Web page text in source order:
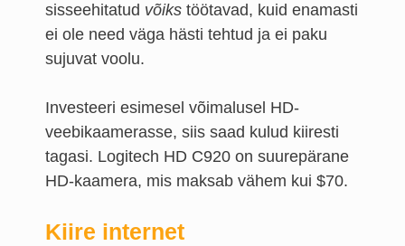
sisseehitatud võiks töötavad, kuid enamasti
ei ole need väga hästi tehtud ja ei paku
sujuvat voolu.
Investeeri esimesel võimalusel HD-
veebikaamerasse, siis saad kulud kiiresti
tagasi. Logitech HD C920 on suurepärane
HD-kaamera, mis maksab vähem kui $70.
Kiire internet